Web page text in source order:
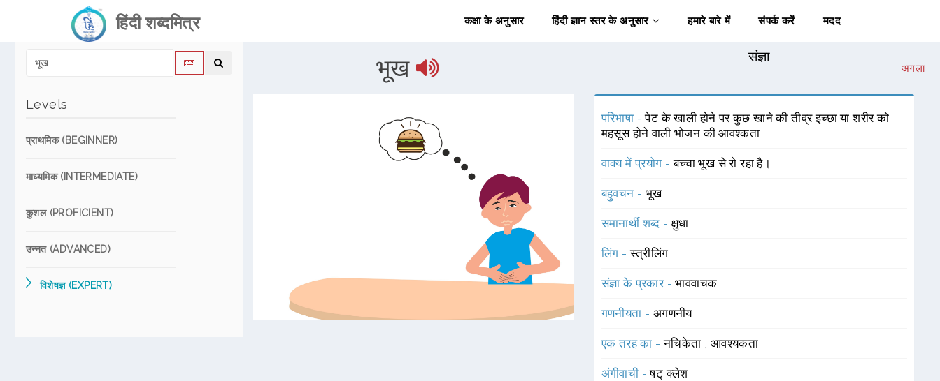
हिंदी शब्दमित्र कक्षा के अनुसार हिंदी ज्ञान स्तर के अनुसार हमारे बारे में संपर्क करें मदद
Levels
प्राथमिक (BEGINNER)
माध्यमिक (INTERMEDIATE)
कुशल (PROFICIENT)
उन्नत (ADVANCED)
विशेषज्ञ (EXPERT)
भूख संज्ञा
अगला
परिभाषा -पेट के खाली होने पर कुछ खाने की तीव्र इच्छा या शरीर को
महसूस होने वाली भोजन की आवश्कता
वाक्य में प्रयोग -बच्चा भूख से रो रहा है।
बहुवचन - भूख
समानार्थी शब्द - क्षुधा
लिंग -स्त्रीलिंग
संज्ञा के प्रकार -भाववाचक
गणनीयता - अगणनीय
एक तरह का -नचिकेता , आवश्यकता
अंगीवाची -षट् क्लेश